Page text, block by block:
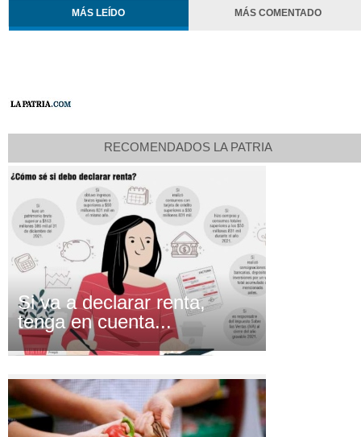
MÁS LEÍDO MÁS COMENTADO
RECOMENDADOS LA PATRIA
Si va a declarar renta,
tenga en cuenta...